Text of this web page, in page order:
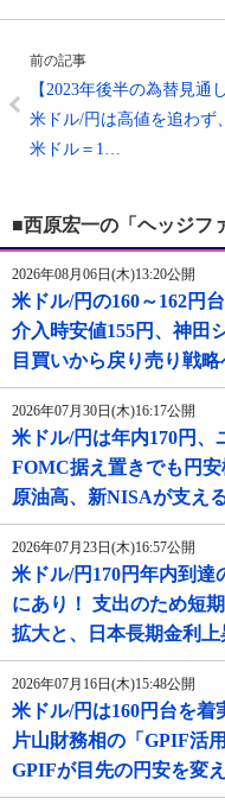
前の記事
【2023年後半の為替見通し
米ドル/円は高値を追わず
米ドル＝1…
■西原宏一の「ヘッジフ
2026年08月06日(木)13:20公開
米ドル/円の160～162円
介入時安値155円、神田
目買いから戻り売り戦略
2026年07月30日(木)16:17公開
米ドル/円は年内170円、
FOMC据え置きでも円
原油高、新NISAが支え
2026年07月23日(木)16:57公開
米ドル/円170円年内到達
にあり！ 支出のため短
拡大と、日本長期金利
2026年07月16日(木)15:48公開
米ドル/円は160円台を着
片山財務相の「GPIF活
GPIFが目先の円安を変